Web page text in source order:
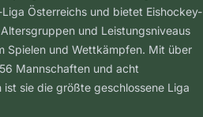
Österreichs und bietet Eishockey-
und Leistungsniveaus
Spielen und Wettkämpfen. Mit über
Mannschaften und acht
sie die größte geschlossene Liga